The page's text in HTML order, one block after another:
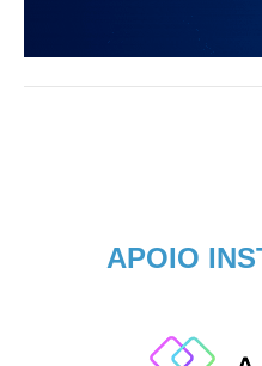
APOIO